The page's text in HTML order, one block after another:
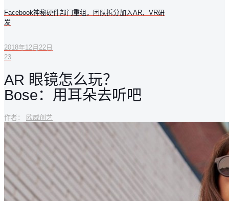
Facebook神秘硬件部门重组，团队拆分加入AR、VR研
发
2018年12月22日
23
AR 眼镜怎么玩？
Bose：用耳朵去听吧
作者： 欧威创艺